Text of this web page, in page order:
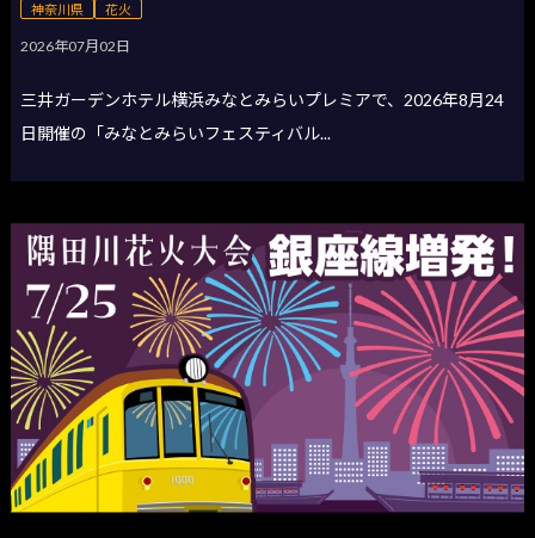
神奈川県 花火
2026年07月02日
三井ガーデンホテル横浜みなとみらいプレミアで、2026年8月24
日開催の「みなとみらいフェスティバル...